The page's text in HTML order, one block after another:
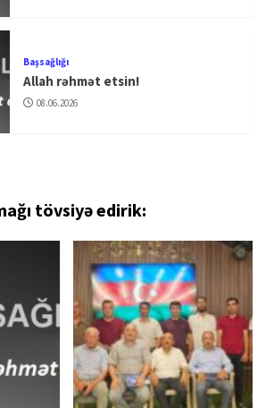
Başsağlığı
Allah rəhmət etsin!
08.06.2026
tövsiyə edirik: